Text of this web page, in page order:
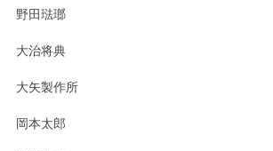
野田琺瑯
大治将典
大矢製作所
岡本太郎